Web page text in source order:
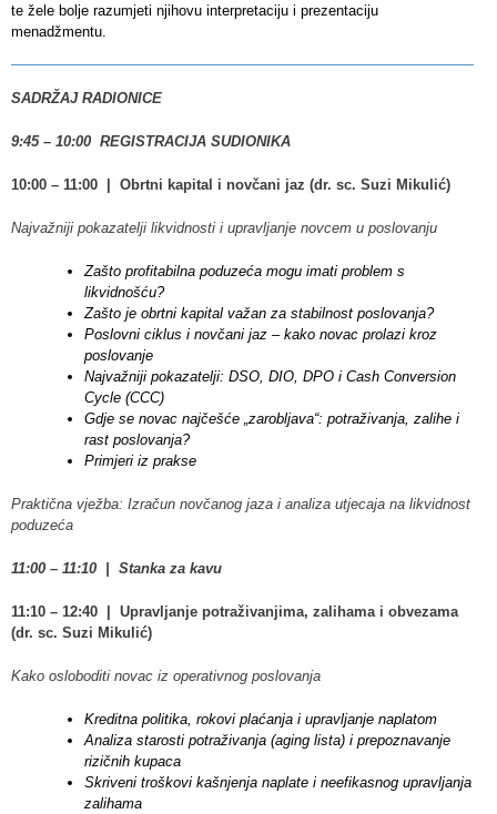
te žele bolje razumjeti njihovu interpretaciju i prezentaciju
menadžmentu.
SADRŽAJ RADIONICE
9:45 – 10:00 REGISTRACIJA SUDIONIKA
10:00 – 11:00 | Obrtni kapital i novčani jaz (dr. sc. Suzi Mikulić)
Najvažniji pokazatelji likvidnosti i upravljanje novcem u poslovanju
Zašto profitabilna poduzeća mogu imati problem s
likvidnošću?
Zašto je obrtni kapital važan za stabilnost poslovanja?
Poslovni ciklus i novčani jaz – kako novac prolazi kroz
poslovanje
Najvažniji pokazatelji: DSO, DIO, DPO i Cash Conversion
Cycle (CCC)
Gdje se novac najčešće „zarobljava“: potraživanja, zalihe i
rast poslovanja?
Primjeri iz prakse
Praktična vježba: Izračun novčanog jaza i analiza utjecaja na likvidnost
poduzeća
11:00 – 11:10 | Stanka za kavu
11:10 – 12:40 | Upravljanje potraživanjima, zalihama i obvezama
(dr. sc. Suzi Mikulić)
Kako osloboditi novac iz operativnog poslovanja
Kreditna politika, rokovi plaćanja i upravljanje naplatom
Analiza starosti potraživanja (aging lista) i prepoznavanje
rizičnih kupaca
Skriveni troškovi kašnjenja naplate i neefikasnog upravljanja
zalihama